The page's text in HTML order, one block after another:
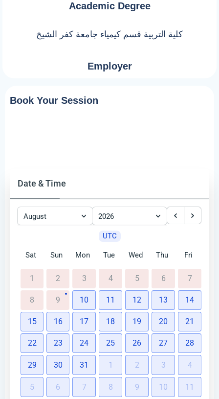
Academic Degree
كلية التربية قسم كيمياء جامعة كفر الشيخ
Employer
Book Your Session
Date & Time
August 2026
UTC
Sat Sun Mon Tue Wed Thu Fri
1 2 3 4 5 6 7
8 9 10 11 12 13 14
15 16 17 18 19 20 21
22 23 24 25 26 27 28
29 30 31 1 2 3 4
5 6 7 8 9 10 11